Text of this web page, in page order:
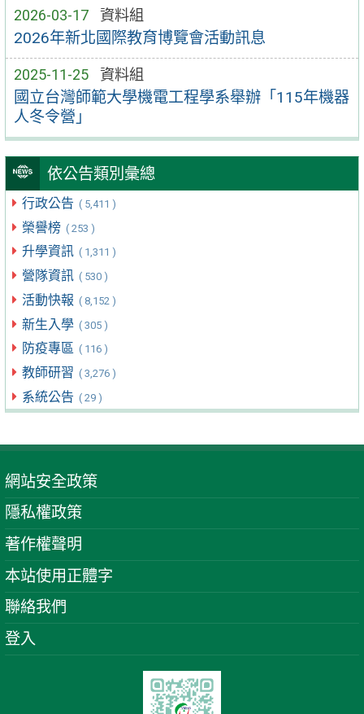
2026-03-17 資料組
2026年新北國際教育博覽會活動訊息
2025-11-25 資料組
國立台灣師範大學機電工程學系舉辦「115年機器
人冬令營」
依公告類別彙總
行政公告 ( 5,411 )
榮譽榜 ( 253 )
升學資訊 ( 1,311 )
營隊資訊 ( 530 )
活動快報 ( 8,152 )
新生入學 ( 305 )
防疫專區 ( 116 )
教師研習 ( 3,276 )
系統公告 ( 29 )
網站安全政策
隱私權政策
著作權聲明
本站使用正體字
聯絡我們
登入